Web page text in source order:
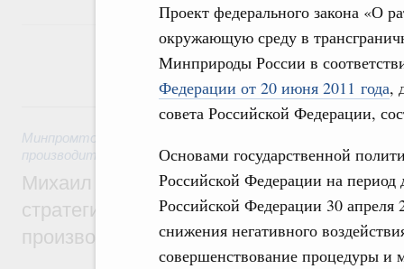
Проект федерального закона «О
окружающую среду в
Минприроды России в
Федерации от 20 июня 2011 года,
совета Российской Федерации,
Основами государственной
Российской Федерации на
Российской Федерации 30 апреля
снижения негативного
совершенствование процедуры и
5 августа, среда
Минпромторг России
производительности труда и поддержки занятости
Михаил Мишустин дал поручения по
стратегической сессии, посвящённой
производительности труда